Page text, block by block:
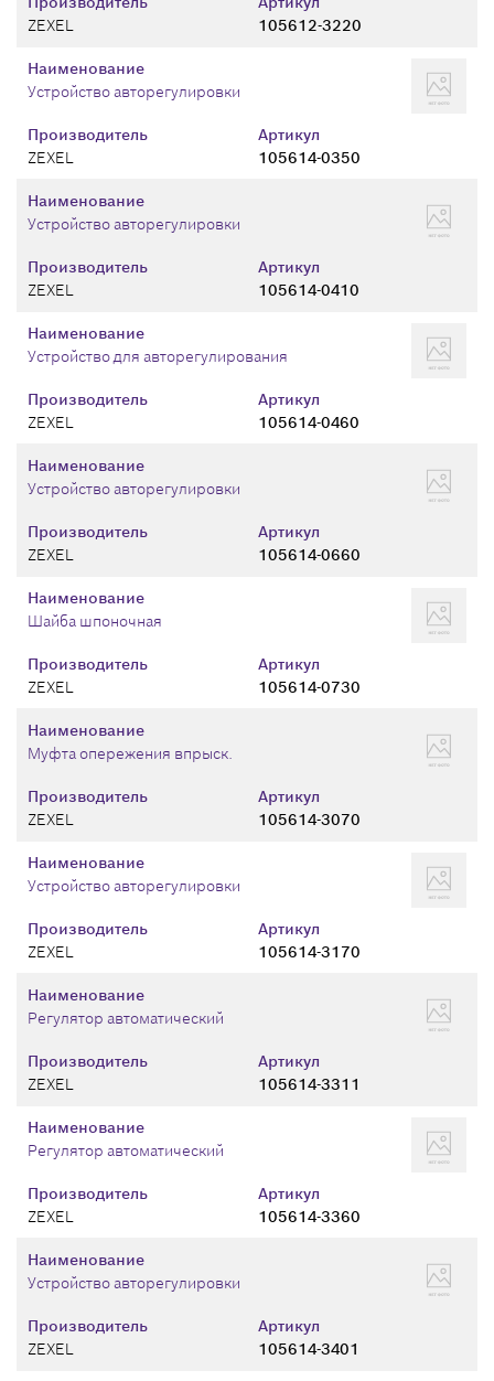
ZEXEL
105612-3220
Производитель
ZEXEL
Артикул
105614-0350
Наименование
Устройство авторегулировки
Производитель
ZEXEL
Артикул
105614-0410
Наименование
Устройство авторегулировки
Производитель
ZEXEL
Артикул
105614-0460
Наименование
Устройство для авторегулирования
Производитель
ZEXEL
Артикул
105614-0660
Наименование
Устройство авторегулировки
Производитель
ZEXEL
Артикул
105614-0730
Наименование
Шайба шпоночная
Производитель
ZEXEL
Артикул
105614-3070
Наименование
Муфта опережения впрыск.
Производитель
ZEXEL
Артикул
105614-3170
Наименование
Устройство авторегулировки
Производитель
ZEXEL
Артикул
105614-3311
Наименование
Регулятор автоматический
Производитель
ZEXEL
Артикул
105614-3360
Наименование
Регулятор автоматический
Производитель
ZEXEL
Артикул
105614-3401
Наименование
Устройство авторегулировки